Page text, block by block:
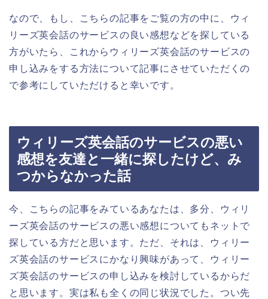
なので、もし、こちらの記事をご覧の方の中に、ウィ
リーズ英会話のサービスの良い感想などを探している
方がいたら、これからウィリーズ英会話のサービスの
申し込みをする方法について記事にさせていただくの
で参考にしていただけると幸いです。
ウィリーズ英会話のサービスの悪い
感想を友達と一緒に探したけど、み
つからなかった話
今、こちらの記事をみているあなたは、多分、ウィリ
ーズ英会話のサービスの悪い感想についてもネットで
探している方だと思います。ただ、それは、ウィリー
ズ英会話のサービスにかなり興味があって、ウィリー
ズ英会話のサービスの申し込みを検討しているからだ
と思います。実は私も全くの同じ状況でした。つい先